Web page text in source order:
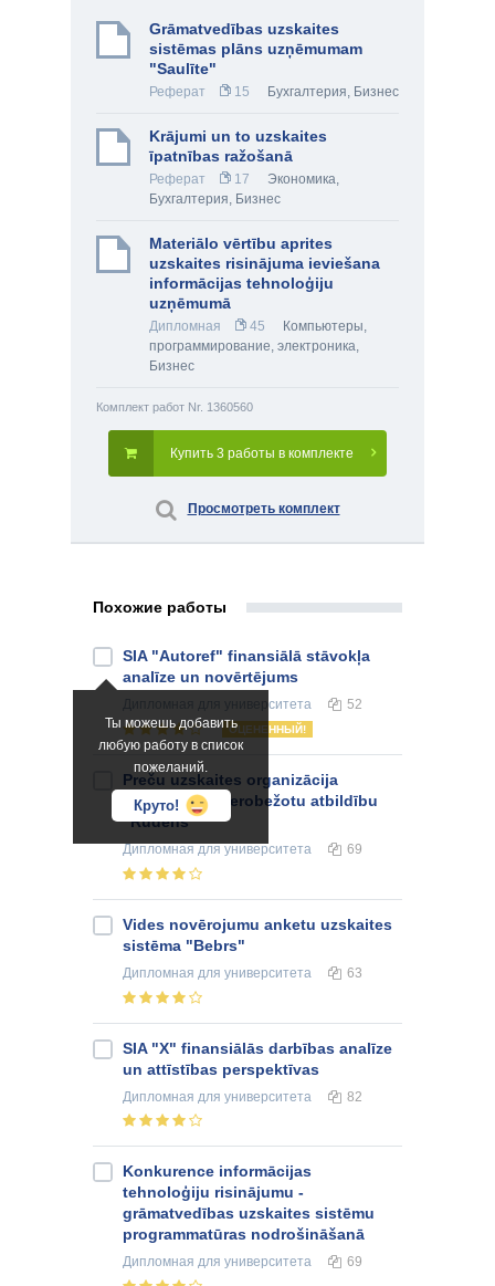
Grāmatvedības uzskaites
sistēmas plāns uzņēmumam
"Saulīte"
Реферат 15 Бухгалтерия, Бизнес
Krājumi un to uzskaites
īpatnības ražošanā
Реферат 17 Экономика,
Бухгалтерия, Бизнес
Materiālo vērtību aprites
uzskaites risinājuma ieviešana
informācijas tehnoloģiju
uzņēmumā
Дипломная 45
Компьютеры,
программирование, электроника,
Бизнес
Комплект работ Nr. 1360560
Купить 3 работы в комплекте
Просмотреть комплект
Похожие работы
Ты можешь добавить
любую работу в список
пожеланий.
Круто!
SIA "Autoref" finansiālā stāvokļa
analīze un novērtējums
для университета 52
ОЦЕНЕННЫЙ!
Preču uzskaites organizācija
sabiedrībā ar ierobežotu atbildību
"Rudens"
Дипломная для университета 69
Vides novērojumu anketu uzskaites
sistēma "Bebrs"
Дипломная для университета 63
SIA "X" finansiālās darbības analīze
un attīstības perspektīvas
Дипломная для университета 82
Konkurence informācijas
tehnoloģiju risinājumu -
grāmatvedības uzskaites sistēmu
programmatūras nodrošināšanā
Дипломная для университета 69